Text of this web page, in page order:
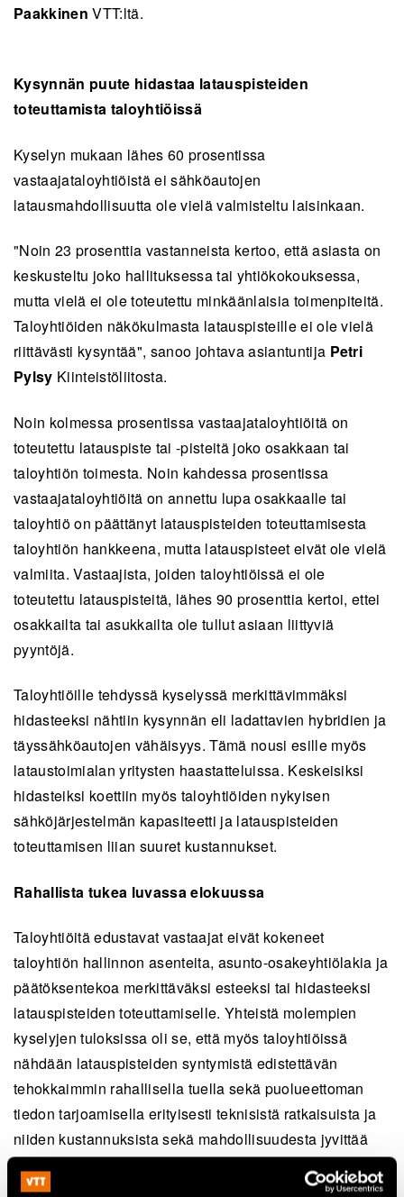
PaakkinenVTT:ltä.
Kysynnän puute hidastaa latauspisteiden
toteuttamista taloyhtiöissä
Kyselyn mukaan lähes 60 prosentissa
vastaajataloyhtiöistä ei sähköautojen
latausmahdollisuutta ole vielä valmisteltu laisinkaan.
"Noin 23 prosenttia vastanneista kertoo, että asiasta on
keskusteltu joko hallituksessa tai yhtiökokouksessa,
mutta vielä ei ole toteutettu minkäänlaisia toimenpiteitä.
Taloyhtiöiden näkökulmasta latauspisteille ei ole vielä
riittävästi kysyntää", sanoo johtava asiantuntija Petri
Pylsy Kiinteistöliitosta.
Noin kolmessa prosentissa vastaajataloyhtiöitä on
toteutettu latauspiste tai -pisteitä joko osakkaan tai
taloyhtiön toimesta. Noin kahdessa prosentissa
vastaajataloyhtiöitä on annettu lupa osakkaalle tai
taloyhtiö on päättänyt latauspisteiden toteuttamisesta
taloyhtiön hankkeena, mutta latauspisteet eivät ole vielä
valmiita. Vastaajista, joiden taloyhtiöissä ei ole
toteutettu latauspisteitä, lähes 90 prosenttia kertoi, ettei
osakkailta tai asukkailta ole tullut asiaan liittyviä
pyyntöjä.
Taloyhtiöille tehdyssä kyselyssä merkittävimmäksi
hidasteeksi nähtiin kysynnän eli ladattavien hybridien ja
täyssähköautojen vähäisyys. Tämä nousi esille myös
lataustoimialan yritysten haastatteluissa. Keskeisiksi
hidasteiksi koettiin myös taloyhtiöiden nykyisen
sähköjärjestelmän kapasiteetti ja latauspisteiden
toteuttamisen liian suuret kustannukset.
Rahallista tukea luvassa elokuussa
Taloyhtiöitä edustavat vastaajat eivät kokeneet
taloyhtiön hallinnon asenteita, asunto-osakeyhtiölakia ja
päätöksentekoa merkittäväksi esteeksi tai hidasteeksi
latauspisteiden toteuttamiselle. Yhteistä molempien
kyselyjen tuloksissa oli se, että myös taloyhtiöissä
nähdään latauspisteiden syntymistä edistettävän
tehokkaimmin rahallisella tuella sekä puolueettoman
tiedon tarjoamisella erityisesti teknisistä ratkaisuista ja
niiden kustannuksista sekä mahdollisuudesta jyvittää
lataussähkön kustannukset latauspisteen käyttäjille.